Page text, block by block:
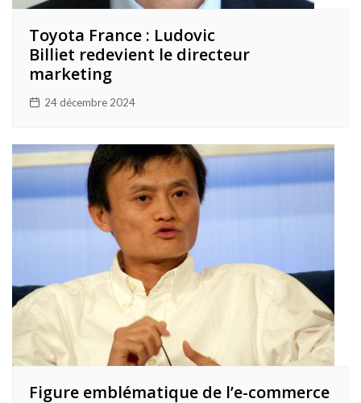
Toyota France : Ludovic
Billiet redevient le directeur
marketing
24 décembre 2024
Figure emblématique de l’e-commerce